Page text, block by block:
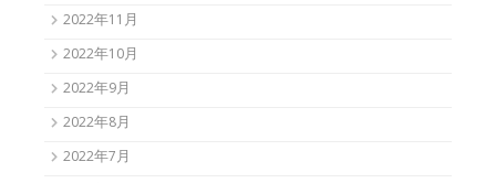
2022年11月
2022年10月
2022年9月
2022年8月
2022年7月